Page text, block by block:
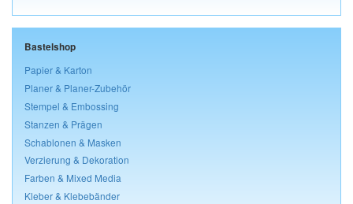
Bastelshop
Papier & Karton
Planer & Planer-Zubehör
Stempel & Embossing
Stanzen & Prägen
Schablonen & Masken
Verzierung & Dekoration
Farben & Mixed Media
Kleber & Klebebänder